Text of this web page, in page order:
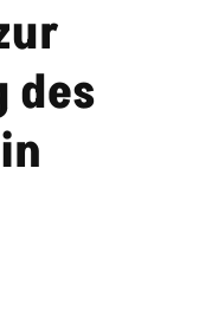
des